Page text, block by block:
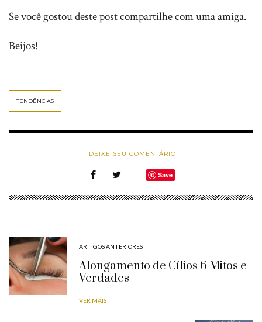
Se você gostou deste post compartilhe com uma amiga.
Beijos!
TENDÊNCIAS
DEIXE SEU COMENTÁRIO
Save
ARTIGOS ANTERIORES
Alongamento de Cílios 6 Mitos e
Verdades
VER MAIS